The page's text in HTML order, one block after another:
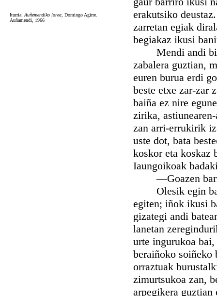
Iturria: Auñemendiko lorea , Domingo Agirre.
Auñamendi, 1966
erakutsiko
zarretan egiak
begiakaz ikusi
Mendi andi
zabalera guztian,
euren burua erdi
beste etxe zar-zar
baiña ez nire
zirika,
zan arri-errukirik
uste dot, bata
koskor eta koskaz
Iaungoikoak
—Goazen
Olesik egin
egiten; iñok ikusi
gizategi andi
lanetan
urte ingurukoa bai,
beraiñoko soiñeko
orraztuak
zimurtsukoa zan,
arpegikera